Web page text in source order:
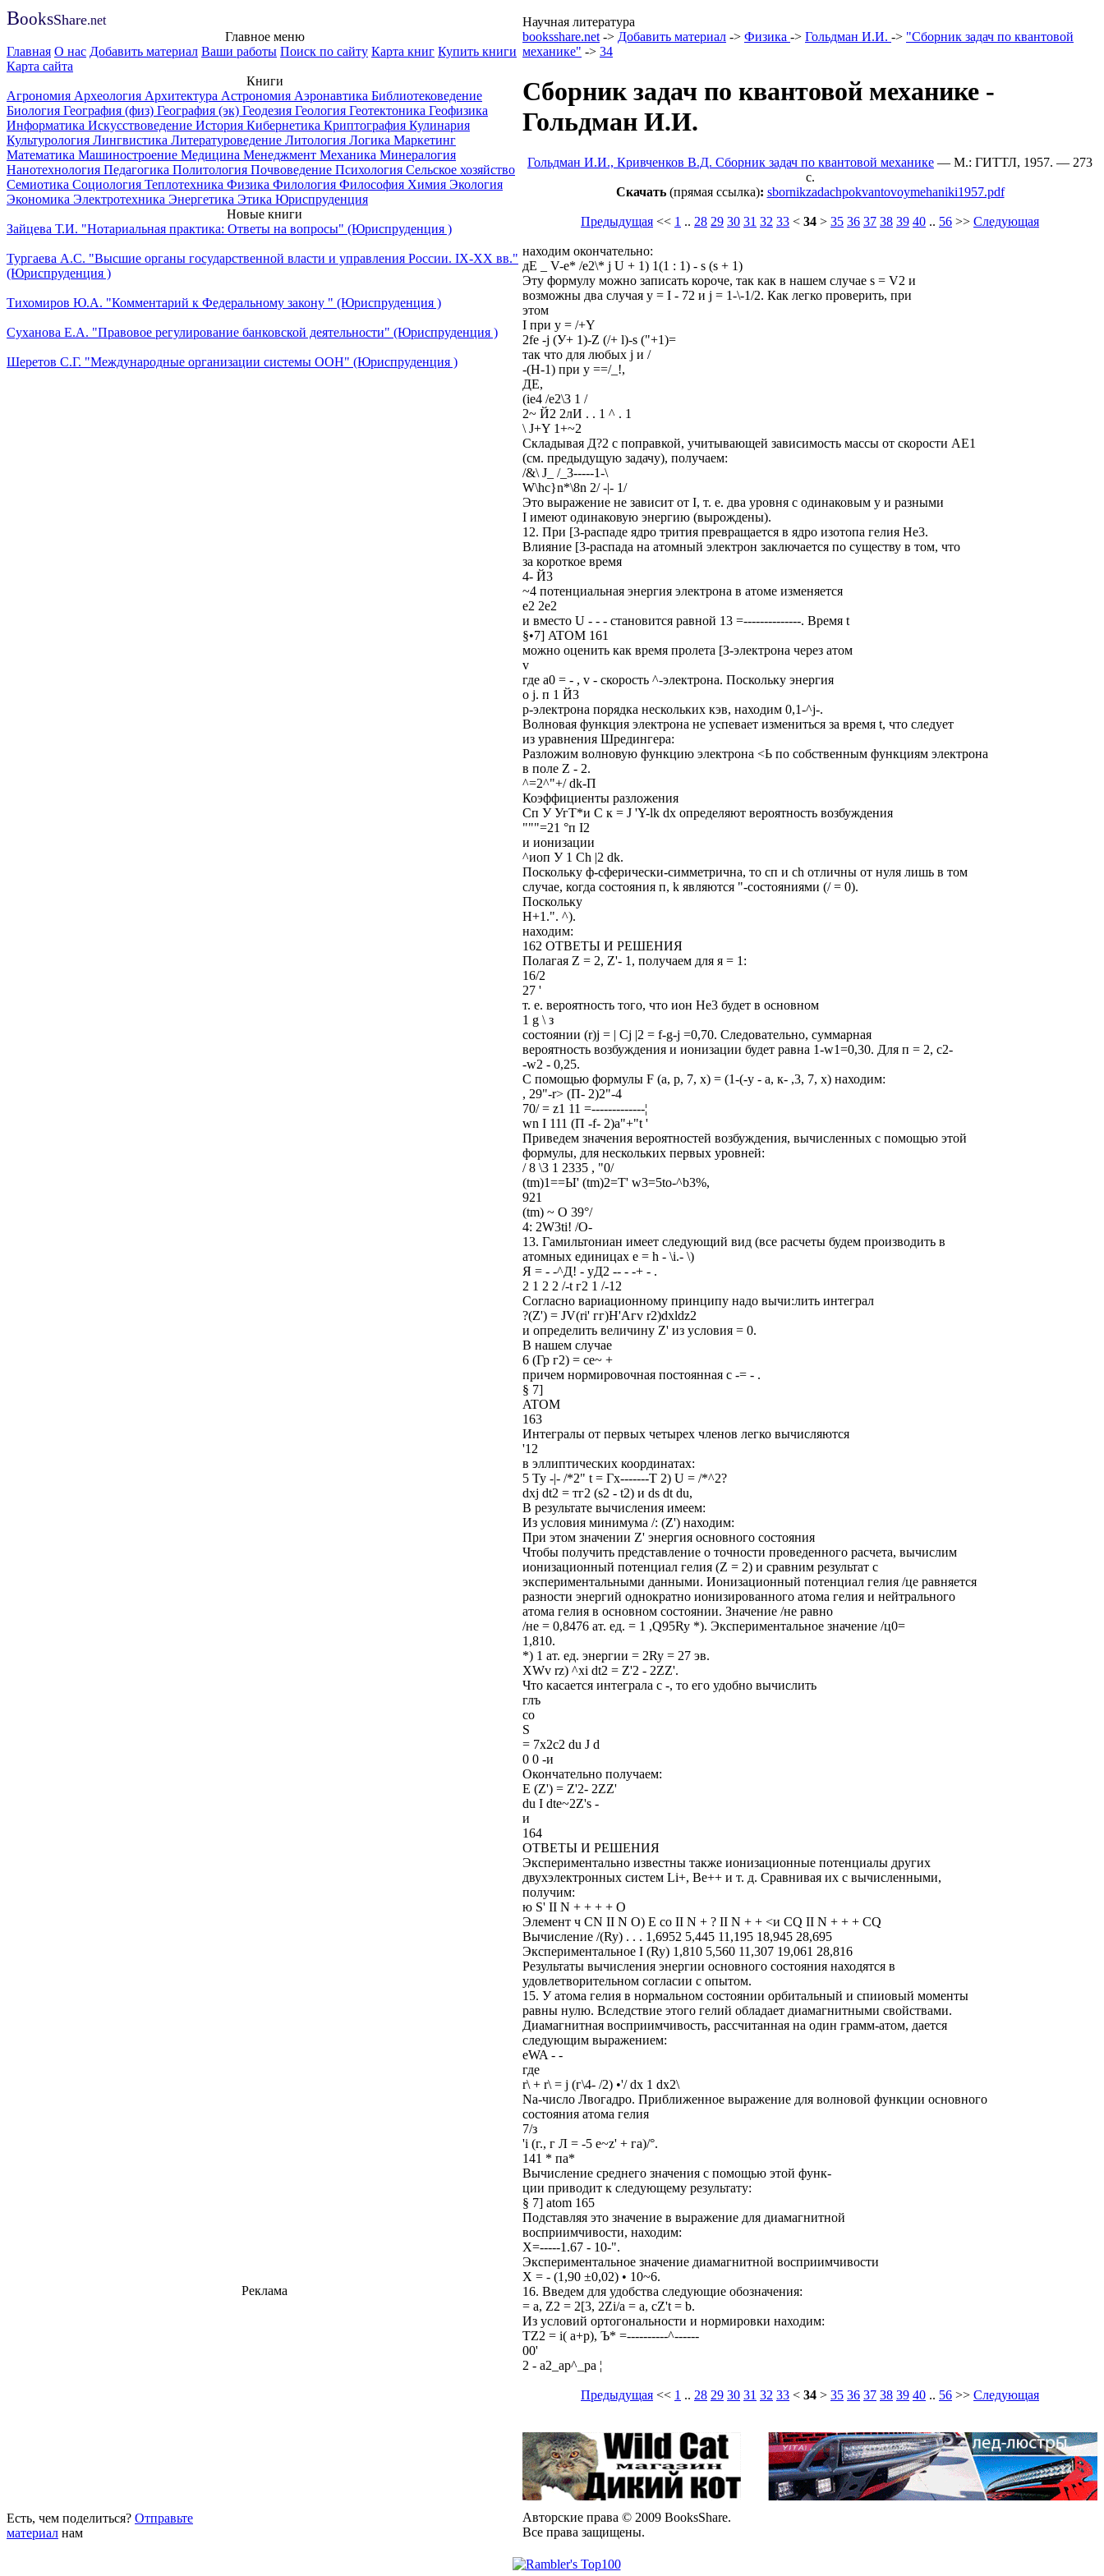
BooksShare.net
Научная литература
Главное меню
Главная О нас Добавить материал Ваши работы Поиск по сайту Карта книг Купить книги
Карта сайта
Книги
Агрономия Археология Архитектура Астрономия Аэронавтика Библиотековедение
Биология География (физ) География (эк) Геодезия Геология Геотектоника Геофизика
Информатика Искусствоведение История Кибернетика Криптография Кулинария
Культурология Лингвистика Литературоведение Литология Логика Маркетинг
Математика Машиностроение Медицина Менеджмент Механика Минералогия
Нанотехнология Педагогика Политология Почвоведение Психология Сельское хозяйство
Семиотика Социология Теплотехника Физика Филология Философия Химия Экология
Экономика Электротехника Энергетика Этика Юриспруденция
Новые книги
Зайцева Т.И. "Нотариальная практика: Ответы на вопросы" (Юриспруденция )
Тургаева А.С. "Высшие органы государственной власти и управления России. IХ-ХХ вв."
(Юриспруденция )
Тихомиров Ю.А. "Комментарий к Федеральному закону " (Юриспруденция )
Суханова Е.А. "Правовое регулирование банковской деятельности" (Юриспруденция )
Шеретов С.Г. "Международные организации системы ООН" (Юриспруденция )
booksshare.net -> Добавить материал -> Физика -> Гольдман И.И. -> "Сборник задач по квантовой
механике" -> 34
Сборник задач по квантовой механике -
Гольдман И.И.
Гольдман И.И., Кривченков В.Д. Сборник задач по квантовой механике — М.: ГИТТЛ, 1957. — 273
c.
Скачать(прямая ссылка): sbornikzadachpokvantovoymehaniki1957.pdf
Предыдущая << 1 .. 28 29 30 31 32 33 < 34 > 35 36 37 38 39 40 .. 56 >> Следующая
находим окончательно:
дЕ _ V-e* /е2\* j U + 1) 1(1 : 1) - s (s + 1)
Эту формулу можно записать короче, так как в нашем случае s = V2 и
возможны два случая у = I - 72 и j = 1-\-1/2. Как легко проверить, при
этом
I при y = /+Y
2fe -j (У+ 1)-Z (/+ l)-s ("+1)=
так что для любых j и /
-(Н-1) при у ==/_!,
ДЕ,
(ie4 /е2\3 1 /
2~ Й2 2лИ . . 1 ^ . 1
\ J+Y 1+~2
Складывая Д?2 с поправкой, учитывающей зависимость массы от скорости АЕ1
(см. предыдущую задачу), получаем:
/&\ J_ /_3-----1-\
W\hc}n*\8n 2/ -|- 1/
Это выражение не зависит от I, т. е. два уровня с одинаковым у и разными
I имеют одинаковую энергию (вырождены).
12. При [3-распаде ядро трития превращается в ядро изотопа гелия Не3.
Влияние [3-распада на атомный электрон заключается по существу в том, что
за короткое время
4- Й3
~4 потенциальная энергия электрона в атоме изменяется
е2 2е2
и вместо U - - - становится равной 13 =--------------. Время t
§•7] ATOM 161
можно оценить как время пролета [З-электрона через атом
v
где а0 = - , v - скорость ^-электрона. Поскольку энергия
о j. п 1 Й3
p-электрона порядка нескольких кэв, находим 0,1-^j-.
Волновая функция электрона не успевает измениться за время t, что следует
из уравнения Шредингера:
Разложим волновую функцию электрона <Ь по собственным функциям электрона
в поле Z - 2.
^=2^"+/ dk-П
Коэффициенты разложения
Сп У УгТ*и С к = J 'Y-lk dx определяют вероятность возбуждения
"""=21 °п I2
и ионизации
^иоп У 1 Ch |2 dk.
Поскольку ф-сферически-симметрична, то сп и ch отличны от нуля лишь в том
случае, когда состояния п, k являются "-состояниями (/ = 0).
Поскольку
Н+1.". ^).
находим:
162 ОТВЕТЫ И РЕШЕНИЯ
Полагая Z = 2, Z'- 1, получаем для я = 1:
16/2
27 '
т. е. вероятность того, что ион Не3 будет в основном
1 g \ з
состоянии (r)j = | Cj |2 = f-g-j =0,70. Следовательно, суммарная
вероятность возбуждения и ионизации будет равна 1-w1=0,30. Для п = 2, с2-
-w2 - 0,25.
С помощью формулы F (а, р, 7, х) = (1-(-у - а, к- ,3, 7, х) находим:
, 29"-r> (П- 2)2"-4
70/ = z1 11 =-------------¦
wn I 111 (П -f- 2)a"+"t '
Приведем значения вероятностей возбуждения, вычисленных с помощью этой
формулы, для нескольких первых уровней:
/ 8 \3 1 2335 , "0/
(tm)1==Ы' (tm)2=Т' w3=5to-^b3%,
921
(tm) ~ О 39°/
4: 2W3ti! /О-
13. Гамильтониан имеет следующий вид (все расчеты будем производить в
атомных единицах e = h - \i.- \)
Я = - -^Д! - уД2 -- - -+ - .
2 1 2 2 /-t г2 1 /-12
Согласно вариационному принципу надо вычи:лить интеграл
?(Z') = JV(ri' гг)Н'Агv r2)dxldz2
и определить величину Z' из условия = 0.
В нашем случае
6 (Гр г2) = се~ +
причем нормировочная постоянная с -= - .
§ 7]
ATOM
163
Интегралы от первых четырех членов легко вычисляются
'12
в эллиптических координатах:
5 Ту -|- /*2" t = Гх-------Т 2) U = /*^2?
dxj dt2 = тг2 (s2 - t2) и ds dt du,
В результате вычисления имеем:
Из условия минимума /: (Z') находим:
При этом значении Z' энергия основного состояния
Чтобы получить представление о точности проведенного расчета, вычислим
ионизационный потенциал гелия (Z = 2) и сравним результат с
экспериментальными данными. Ионизационный потенциал гелия /це равняется
разности энергий однократно ионизированного атома гелия и нейтрального
атома гелия в основном состоянии. Значение /не равно
/не = 0,8476 ат. ед. = 1 ,Q95Ry *). Экспериментальное значение /ц0=
1,810.
*) 1 ат. ед. энергии = 2Ry = 27 эв.
XWv rz) ^xi dt2 = Z'2 - 2ZZ'.
Что касается интеграла с -, то его удобно вычислить
глъ
со
S
= 7х2с2 du J d
0 0 -и
Окончательно получаем:
Е (Z') = Z'2- 2ZZ'
du I dte~2Z's -
и
164
ОТВЕТЫ И РЕШЕНИЯ
Экспериментально известны также ионизационные потенциалы других
двухэлектронных систем Li+, Ве++ и т. д. Сравнивая их с вычисленными,
получим:
ю S' II N + + + + О
Элемент ч CN II N О) Е со II N + ? II N + + <и CQ II N + + + CQ
Вычисление /(Ry) . . . 1,6952 5,445 11,195 18,945 28,695
Экспериментальное I (Ry) 1,810 5,560 11,307 19,061 28,816
Результаты вычисления энергии основного состояния находятся в
удовлетворительном согласии с опытом.
15. У атома гелия в нормальном состоянии орбитальный и спииовый моменты
равны нулю. Вследствие этого гелий обладает диамагнитными свойствами.
Диамагнитная восприимчивость, рассчитанная на один грамм-атом, дается
следующим выражением:
eWA - -
где
r\ + r\ = j (г\4- /2) •'/ dx 1 dx2\
Na-число Лвогадро. Приближенное выражение для волновой функции основного
состояния атома гелия
7/з
'i (г., г Л = -5 e~z' + га)/°.
141 * па*
Вычисление среднего значения с помощью этой функ-
ции приводит к следующему результату:
§ 7] atom 165
Подставляя это значение в выражение для диамагнитной
восприимчивости, находим:
Х=-----1.67 - 10-".
Экспериментальное значение диамагнитной восприимчивости
Х = - (1,90 ±0,02) • 10~6.
16. Введем для удобства следующие обозначения:
= a, Z2 = 2[3, 2Zi/a = a, cZ't = b.
Из условий ортогональности и нормировки находим:
TZ2 = i( а+р), Ъ* =----------^------
00'
2 - а2_ар^_ра ¦
Предыдущая << 1 .. 28 29 30 31 32 33 < 34 > 35 36 37 38 39 40 .. 56 >> Следующая
Реклама
Есть, чем поделиться? Отправьте
материал нам
Авторские права © 2009 BooksShare.
Все права защищены.